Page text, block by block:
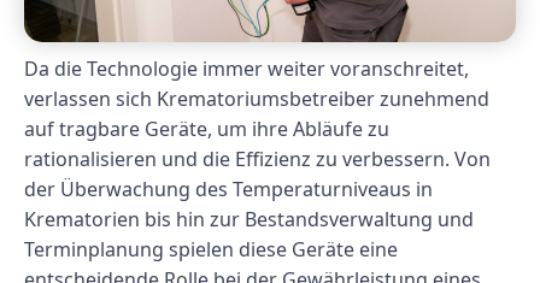
Da die Technologie immer weiter voranschreitet,
verlassen sich Krematoriumsbetreiber zunehmend
auf tragbare Geräte, um ihre Abläufe zu
rationalisieren und die Effizienz zu verbessern. Von
der Überwachung des Temperaturniveaus in
Krematorien bis hin zur Bestandsverwaltung und
Terminplanung spielen diese Geräte eine